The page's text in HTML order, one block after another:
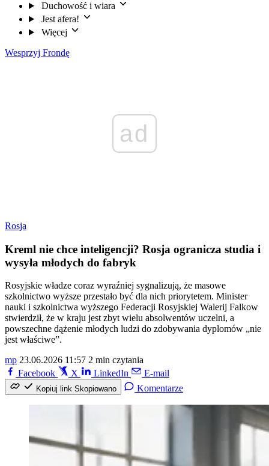
Duchowość i wiara
Jest afera!
Więcej
Wesprzyj Frondę
ad
Rosja
Kreml nie chce inteligencji? Rosja ogranicza studia i
wysyła młodych do fabryk
Rosyjskie władze coraz wyraźniej sygnalizują, że masowe
szkolnictwo wyższe przestało być dla nich priorytetem. Minister
nauki i szkolnictwa wyższego Federacji Rosyjskiej Walerij Falkow
stwierdził, że w kraju jest zbyt wielu absolwentów uczelni, a
powszechne dążenie młodych ludzi do zdobywania dyplomów „nie
jest właściwe”.
mp 23.06.2026 11:57 2 min czytania
Facebook
X LinkedIn E-mail
Kopiuj link Skopiowano Komentarze